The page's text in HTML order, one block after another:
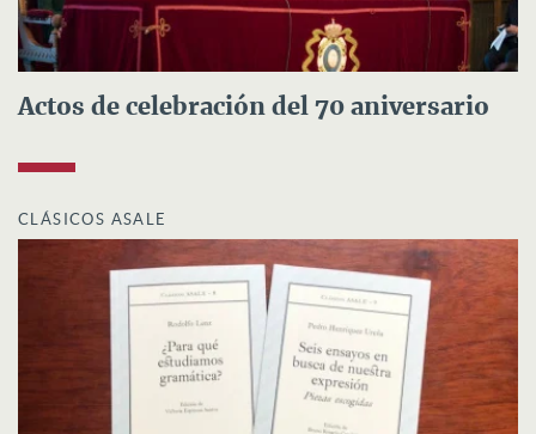
Actos de celebración del 70 aniversario
CLÁSICOS ASALE